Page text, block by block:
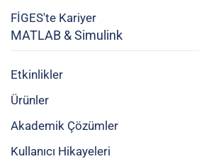
FİGES'te Kariyer
MATLAB & Simulink
Etkinlikler
Ürünler
Akademik Çözümler
Kullanıcı Hikayeleri